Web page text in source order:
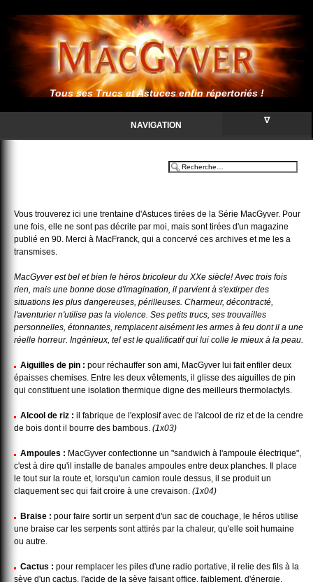
Tous ses Trucs et Astuces enfin répertoriés !
NAVIGATION ∇
Vous trouverez ici une trentaine d'Astuces tirées de la Série MacGyver. Pour
une fois, elle ne sont pas décrite par moi, mais sont tirées d'un magazine
publié en 90. Merci à MacFranck, qui a concervé ces archives et me les a
transmises.
MacGyver est bel et bien le héros bricoleur du XXe siècle! Avec trois fois
rien, mais une bonne dose d'imagination, il parvient à s'extirper des
situations les plus dangereuses, périlleuses. Charmeur, décontracté,
l'aventurier n'utilise pas la violence. Ses petits trucs, ses trouvailles
personnelles, étonnantes, remplacent aisément les armes à feu dont il a une
réelle horreur. Ingénieux, tel est le qualificatif qui lui colle le mieux à la peau.
Aiguilles de pin : pour réchauffer son ami, MacGyver lui fait enfiler deux
épaisses chemises. Entre les deux vêtements, il glisse des aiguilles de pin
qui constituent une isolation thermique digne des meilleurs thermolactyls.
Alcool de riz : il fabrique de l'explosif avec de l'alcool de riz et de la cendre
de bois dont il bourre des bambous. (1x03)
Ampoules : MacGyver confectionne un "sandwich à l'ampoule électrique",
c'est à dire qu'il installe de banales ampoules entre deux planches. Il place
le tout sur la route et, lorsqu'un camion roule dessus, il se produit un
claquement sec qui fait croire à une crevaison. (1x04)
Braise : pour faire sortir un serpent d'un sac de couchage, le héros utilise
une braise car les serpents sont attirés par la chaleur, qu'elle soit humaine
ou autre.
Cactus : pour remplacer les piles d'une radio portative, il relie des fils à la
sève d'un cactus, l'acide de la sève faisant office, faiblement, d'énergie.